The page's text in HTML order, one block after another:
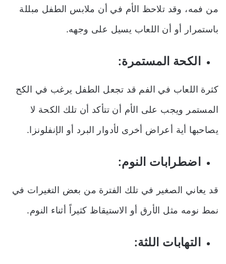
من فمه، وقد تلاحظ الأم في أن ملابس الطفل مبللة
باستمرار أو أن اللعاب يسيل على وجهه.
الكحة المستمرة:
كثرة اللعاب في الفم قد تجعل الطفل يرغب في الكح
المستمر ويجب على الأم أن تتأكد أن تلك الكحة لا
يصاحبها أية أعراض أخرى لأدوار البرد أو الإنفلونزا.
اضطرابات النوم:
قد يعاني الصغير في تلك الفترة من بعض التغيرات في
نمط نومه مثل الأرق أو الاستيقاظ كثيراً أثناء النوم.
التهابات اللثة: